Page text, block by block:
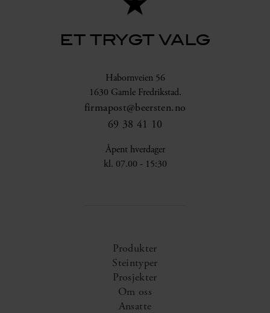
ET TRYGT VALG
Habornveien 56
1630 Gamle Fredrikstad.
firmapost@beersten.no
69 38 41 10
Åpent hverdager
kl. 07.00 - 15:30
Produkter
Steintyper
Prosjekter
Om oss
Ansatte